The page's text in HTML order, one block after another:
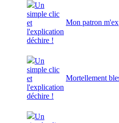
Un
simple clic
et
l'explication
déchire !
Mon patron
Un
simple clic
et
l'explication
déchire !
Mortellement
Un